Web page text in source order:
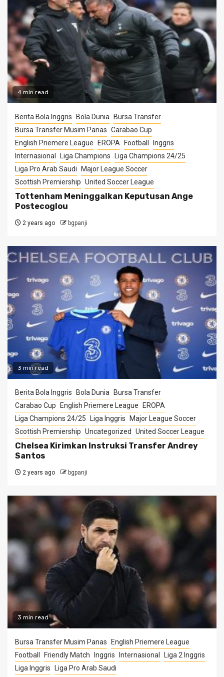
4 min read
Berita Bola Inggris Bola Dunia
Bursa Transfer
Bursa Transfer Musim Panas Carabao Cup
English Priemere League
EROPA Football
Inggris
Internasional
Liga Champions
Liga Champions 24/25
Liga Pro Arab Saudi
Major League Soccer
Scottish Premiership United Soccer League
Tottenham Meninggalkan Keputusan Ange
Postecoglou
2 years ago bgpanji
3 min read
Berita Bola Inggris Bola Dunia
Bursa Transfer
Carabao Cup
English Priemere League
EROPA
Liga Champions 24/25
Liga Inggris
Major League Soccer
Scottish Premiership Uncategorized United Soccer League
Chelsea Kirimkan Instruksi Transfer Andrey
Santos
2 years ago bgpanji
3 min read
Bursa Transfer Musim Panas
English Priemere League
Football
Friendly Match Inggris Internasional
Liga 2 Inggris
Liga Inggris
Liga Pro Arab Saudi